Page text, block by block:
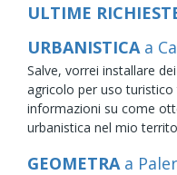
ULTIME
URBANISTICA a
Salve, vorrei installare
agricolo per uso
informazioni su come
urbanistica nel mio
GEOMETRA a